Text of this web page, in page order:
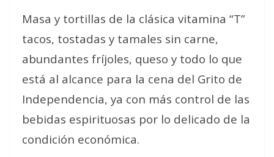
Masa y tortillas de la clásica vitamina “T”
tacos, tostadas y tamales sin carne,
abundantes fríjoles, queso y todo lo que
está al alcance para la cena del Grito de
Independencia, ya con más control de las
bebidas espirituosas por lo delicado de la
condición económica.